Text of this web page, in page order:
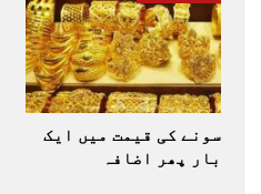
سونے کی قیمت میں ایک
بار پھر اضافہ